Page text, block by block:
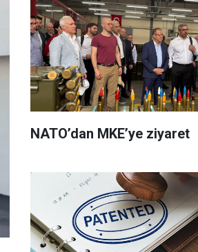
NATO’dan MKE’ye ziyaret